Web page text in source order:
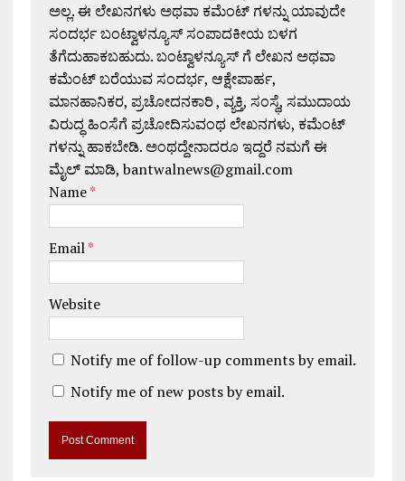
ಅಲ್ಲ. ಈ ಲೇಖನಗಳು ಅಥವಾ ಕಮೆಂಟ್ ಗಳನ್ನು ಯಾವುದೇ
ಸಂದರ್ಭ ಬಂಟ್ವಾಳನ್ಯೂಸ್ ಸಂಪಾದಕೀಯ ಬಳಗ
ತೆಗೆದುಹಾಕಬಹುದು. ಬಂಟ್ವಾಳನ್ಯೂಸ್ ಗೆ ಲೇಖನ ಅಥವಾ
ಕಮೆಂಟ್ ಬರೆಯುವ ಸಂದರ್ಭ, ಆಕ್ಷೇಪಾರ್ಹ,
ಮಾನಹಾನಿಕರ, ಪ್ರಚೋದನಕಾರಿ , ವ್ಯಕ್ತಿ, ಸಂಸ್ಥೆ, ಸಮುದಾಯ
ವಿರುದ್ಧ ಹಿಂಸೆಗೆ ಪ್ರಚೋದಿಸುವಂಥ ಲೇಖನಗಳು, ಕಮೆಂಟ್
ಗಳನ್ನು ಹಾಕಬೇಡಿ. ಅಂಥದ್ದೇನಾದರೂ ಇದ್ದರೆ ನಮಗೆ ಈ
ಮೈಲ್ ಮಾಡಿ, bantwalnews@gmail.com
Name*
Email*
Website
Notify me of follow-up comments by email.
Notify me of new posts by email.